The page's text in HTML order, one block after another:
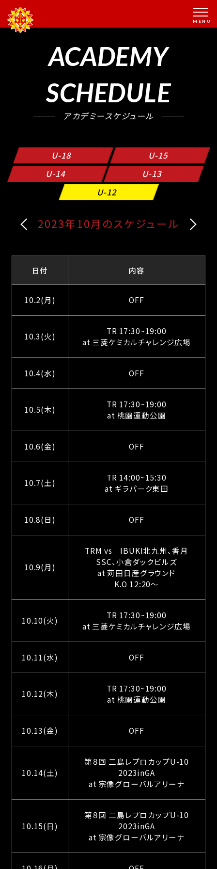
ACADEMY
SCHEDULE
アカデミースケジュール
U-18
U-15
U-14
U-13
U-12
2023年10月のスケジュール
日付 内容
10.2(月) OFF
10.3(火)
TR 17:30~19:00
at 三菱ケミカルチャレンジ広場
10.4(水) OFF
10.5(木)
TR 17:30~19:00
at 桃園運動公園
10.6(金) OFF
10.7(土)
TR 14:00~15:30
at ギラパーク東田
10.8(日) OFF
10.9(月)
TRM vs IBUKI北九州、香月
SSC、小倉ダックビルズ
at 苅田日産グラウンド
K.O 12:20～
10.10(火)
TR 17:30~19:00
at 三菱ケミカルチャレンジ広場
10.11(水) OFF
10.12(木)
TR 17:30~19:00
at 桃園運動公園
10.13(金) OFF
10.14(土)
第８回 二島レプロカップU-10
2023inGA
at 宗像グローバルアリーナ
10.15(日)
第８回 二島レプロカップU-10
2023inGA
at 宗像グローバルアリーナ